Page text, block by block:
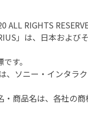
ALL RIGHTS
」は、日本および
す。
ソニー・インタラ
商品名は、各社の商